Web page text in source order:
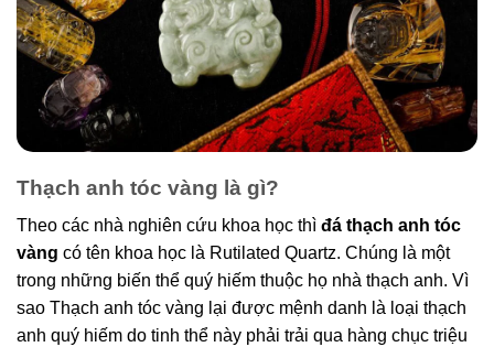
Thạch anh tóc vàng là gì?
Theo các nhà nghiên cứu khoa học thì đá thạch anh tóc
vàng có tên khoa học là Rutilated Quartz. Chúng là một
trong những biến thể quý hiếm thuộc họ nhà thạch anh. Vì
sao Thạch anh tóc vàng lại được mệnh danh là loại thạch
anh quý hiếm do tinh thể này phải trải qua hàng chục triệu